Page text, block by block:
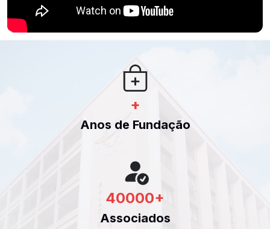
+
Anos de Fundação
40000+
Associados